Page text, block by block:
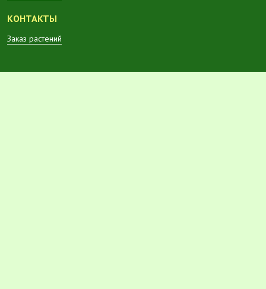
КОНТАКТЫ
Заказ растений